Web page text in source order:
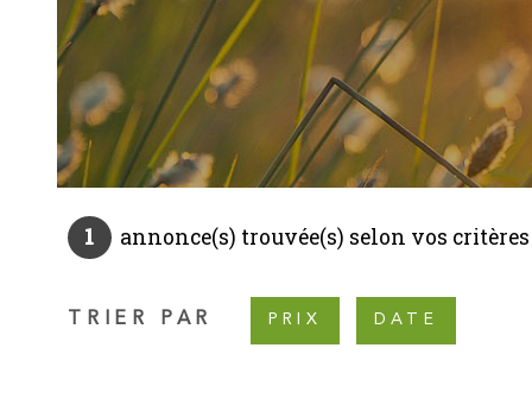
1 annonce(s) trouvée(s) selon vos critères
TRIER PAR PRIX DATE